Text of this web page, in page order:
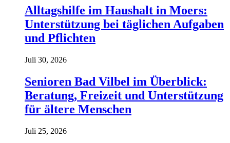
Alltagshilfe im Haushalt in Moers:
Unterstützung bei täglichen Aufgaben
und Pflichten
Juli 30, 2026
Senioren Bad Vilbel im Überblick:
Beratung, Freizeit und Unterstützung
für ältere Menschen
Juli 25, 2026